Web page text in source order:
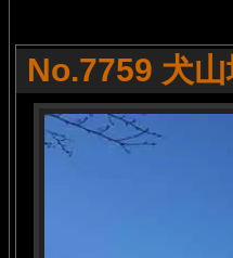
No.7759 犬